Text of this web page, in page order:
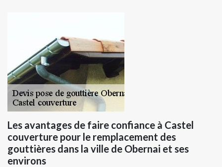
Les avantages de faire confiance à Castel
couverture pour le remplacement des
gouttières dans la ville de Obernai et ses
environs